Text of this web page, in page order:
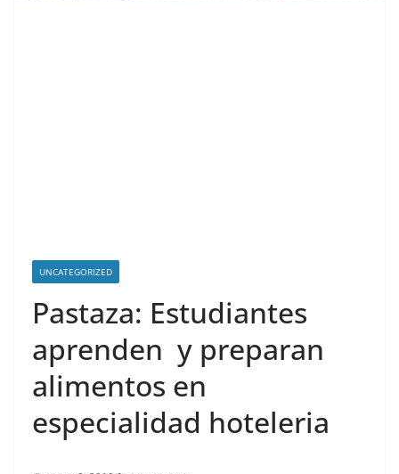
UNCATEGORIZED
Pastaza: Estudiantes
aprenden y preparan
alimentos en
especialidad hoteleria